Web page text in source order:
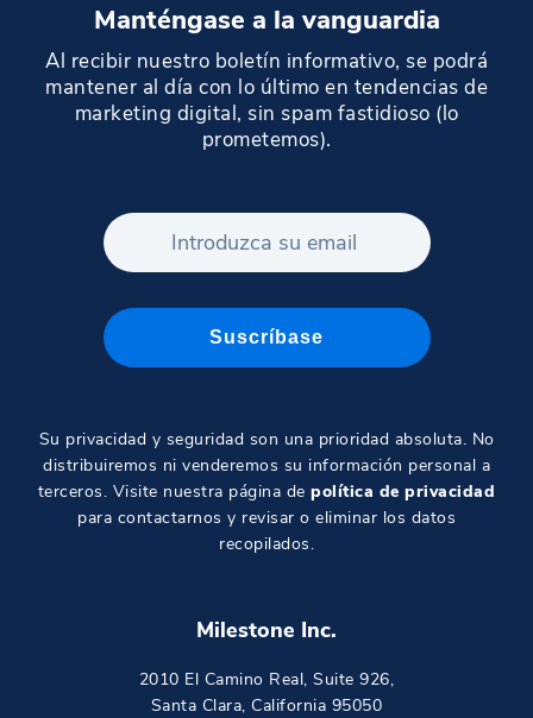
servicios financieros, empresas en el giro
tecnológico, y muchas más. Al utilizar nuestro
CMS, nuestros clientes han reportado un
incremento del 100% en su velocidad de
descarga, y un incremento del 30% tanto en
ventas como en generación de leads.
Manténgase a la vanguardia
Al recibir nuestro boletín informativo, se podrá
mantener al día con lo último en tendencias de
marketing digital, sin spam fastidioso (lo
prometemos).
Su privacidad y seguridad son una prioridad absoluta. No
distribuiremos ni venderemos su información personal a
terceros. Visite nuestra página depolítica de privacidad
para contactarnos y revisar o eliminar los datos
recopilados.
Milestone Inc.
2010 El Camino Real, Suite 926,
Santa Clara, California 95050